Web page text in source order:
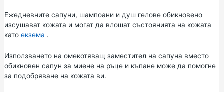
Ежедневните сапуни, шампоани и душ гелове обикновено
изсушават кожата и могат да влошат състоянията на кожата
като екзема .
Използването на омекотяващ заместител на сапуна вместо
обикновен сапун за миене на ръце и къпане може да помогне
за подобряване на кожата ви.